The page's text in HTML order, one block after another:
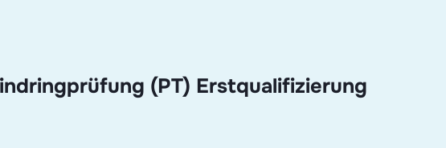
(PT) Erstqualifizierung